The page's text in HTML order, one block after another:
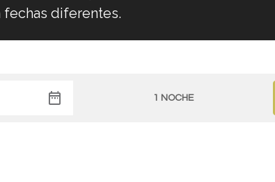
diferentes.
1 NOCHE